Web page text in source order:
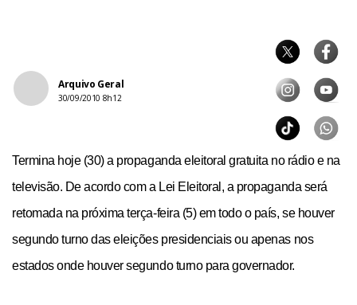
Arquivo Geral
30/09/2010 8h12
Termina hoje (30) a propaganda eleitoral gratuita no rádio e na
televisão. De acordo com a Lei Eleitoral, a propaganda será
retomada na próximaterça-feira (5) em todo o país, se houver
segundo turno das eleições presidenciais ou apenas nos
estados onde houver segundo turno para governador.